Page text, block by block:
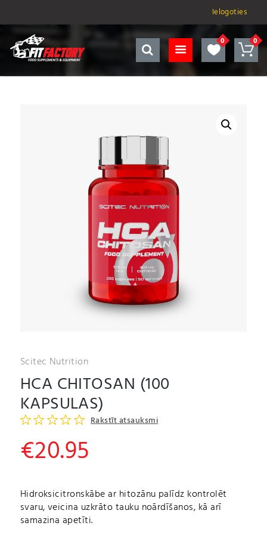
Ielogoties
Scitec Nutrition
HCA CHITOSAN (100
KAPSULAS)
Rakstīt atsauksmi
€20.95
Hidroksicitronskābe ar hitozānu palīdz kontrolēt
svaru, veicina uzkrāto tauku noārdīšanos, kā arī
samazina apetīti.